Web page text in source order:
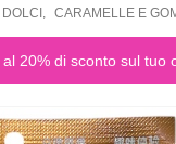
CARAMELLE E
20% di sconto sul tuo